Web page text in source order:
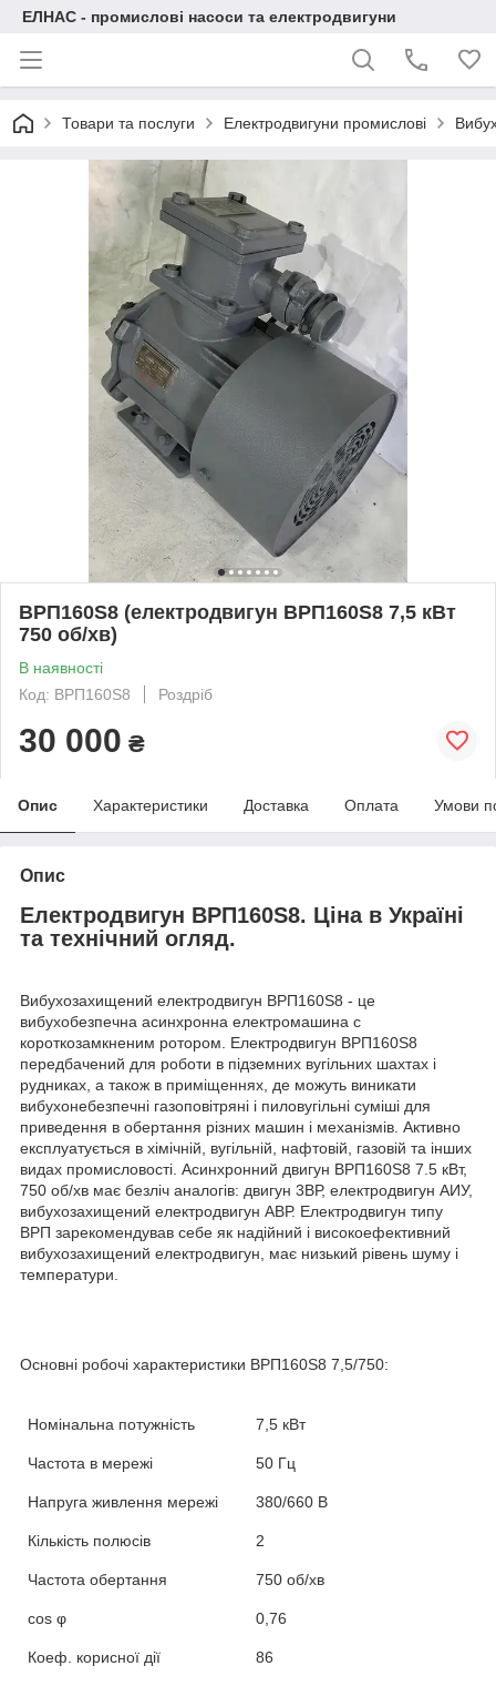
ЕЛНАС - промислові насоси та електродвигуни
Товари та послуги Електродвигуни промислові
ВРП160S8 (електродвигун ВРП160S8 7,5 кВт
750 об/хв)
В наявності
Код: ВРП160S8
Роздріб
30 000 ₴
Опис Характеристики Доставка Оплата Умови
Опис
Електродвигун ВРП160Ѕ8. Ціна в Україні
та технічний огляд.
Вибухозахищений електродвигун ВРП160Ѕ8 - це
вибухобезпечна асинхронна електромашина c
короткозамкненим ротором. Електродвигун ВРП160Ѕ8
передбачений для роботи в підземних вугільних шахтах і
рудниках, а також в приміщеннях, де можуть виникати
вибухонебезпечні газоповітряні і пиловугільні суміші для
приведення в обертання різних машин і механізмів. Активно
експлуатується в хімічній, вугільній, нафтовій, газовій та інших
видах промисловості. Асинхронний двигун ВРП160Ѕ8 7.5 кВт,
750 об/хв має безліч аналогів: двигун 3ВР, електродвигун АИУ,
вибухозахищений електродвигун АВР. Електродвигун типу
ВРП зарекомендував себе як надійний і високоефективний
вибухозахищений електродвигун, має низький рівень шуму і
температури.
Основні робочі характеристики ВРП160Ѕ8 7,5/750:
Номінальна потужність 7,5 кВт
Частота в мережі 50 Гц
Напруга живлення мережі 380/660 В
Кількість полюсів 2
Частота обертання 750 об/хв
cosφ 0,76
Коеф. корисної дії 86